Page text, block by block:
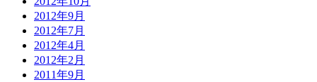
2012年9月
2012年7月
2012年4月
2012年2月
2011年9月